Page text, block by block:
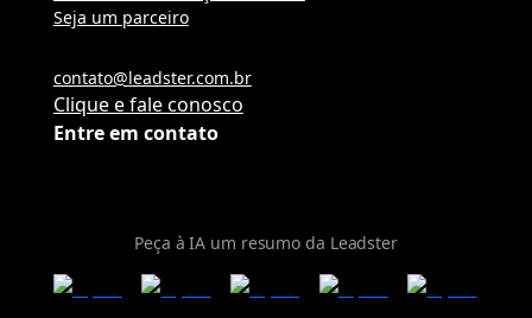
Seja um parceiro
Entre em contato
contato@leadster.com.br
Clique e fale conosco
Peça à IA um resumo da Leadster